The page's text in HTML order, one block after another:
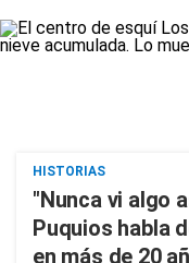
HISTORIAS
"Nunca vi algo
Puquios habla
en más de 20